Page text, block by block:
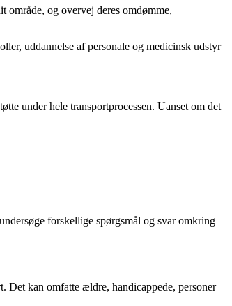
område, og overvej deres omdømme,
uddannelse af personale og medicinsk udstyr
under hele transportprocessen. Uanset om det
forskellige spørgsmål og svar omkring
Det kan omfatte ældre, handicappede, personer